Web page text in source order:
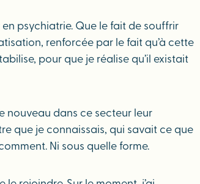
psychiatrie. Que le fait de souffrir
renforcée par le fait qu’à cette
pour que je réalise qu’il existait
nouveau dans ce secteur leur
que je connaissais, qui savait ce que
Ni sous quelle forme.